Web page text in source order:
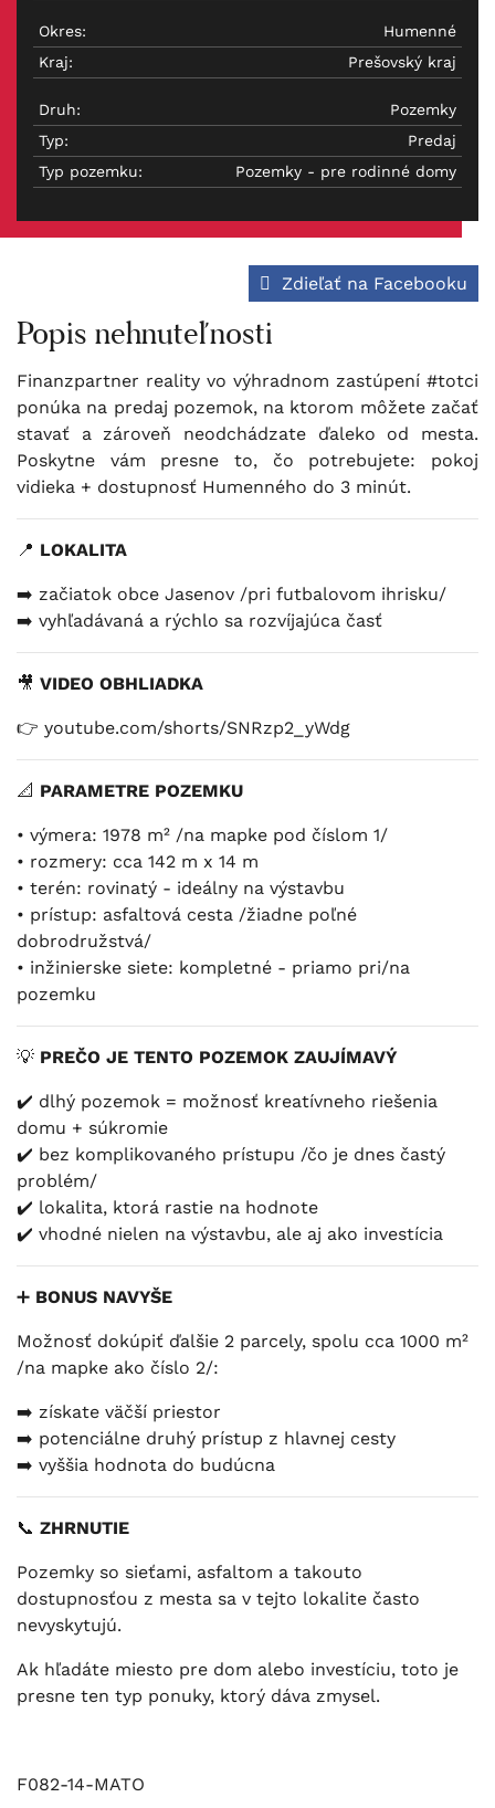
Okres:
Humenné
Kraj:
Prešovský kraj
Druh:
Pozemky
Typ:
Predaj
Typ pozemku:
Pozemky - pre rodinné domy
Popis nehnuteľnosti
Zdieľať na Facebooku
Finanzpartner reality vo výhradnom zastúpení #totci
ponúka na predaj pozemok, na ktorom môžete začať
stavať a zároveň neodchádzate ďaleko od mesta.
Poskytne vám presne to, čo potrebujete: pokoj
vidieka + dostupnosť Humenného do 3 minút.
📍 LOKALITA
➡️ začiatok obce Jasenov /pri futbalovom ihrisku/
➡️ vyhľadávaná a rýchlo sa rozvíjajúca časť
🎥 VIDEO OBHLIADKA
👉 youtube.com/shorts/SNRzp2_yWdg
📐 PARAMETRE POZEMKU
• výmera: 1978 m² /na mapke pod číslom 1/
• rozmery: cca 142 m x 14 m
• terén: rovinatý - ideálny na výstavbu
• prístup: asfaltová cesta /žiadne poľné
dobrodružstvá/
• inžinierske siete: kompletné - priamo pri/na
pozemku
💡 PREČO JE TENTO POZEMOK ZAUJÍMAVÝ
✔️ dlhý pozemok = možnosť kreatívneho riešenia
domu + súkromie
✔️ bez komplikovaného prístupu /čo je dnes častý
problém/
✔️ lokalita, ktorá rastie na hodnote
✔️ vhodné nielen na výstavbu, ale aj ako investícia
➕ BONUS NAVYŠE
Možnosť dokúpiť ďalšie 2 parcely, spolu cca 1000 m²
/na mapke ako číslo 2/:
➡️ získate väčší priestor
➡️ potenciálne druhý prístup z hlavnej cesty
➡️ vyššia hodnota do budúcna
📞 ZHRNUTIE
Pozemky so sieťami, asfaltom a takouto
dostupnosťou z mesta sa v tejto lokalite často
nevyskytujú.
Ak hľadáte miesto pre dom alebo investíciu, toto je
presne ten typ ponuky, ktorý dáva zmysel.
F082-14-MATO